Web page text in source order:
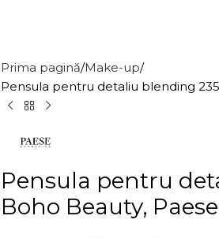
Prima pagină Make-up
Pensula pentru detaliu blending
Pensula pentru
Boho Beauty, Paese